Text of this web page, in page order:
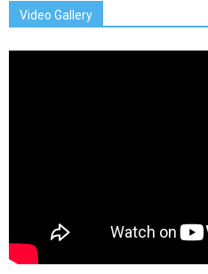
Video Gallery